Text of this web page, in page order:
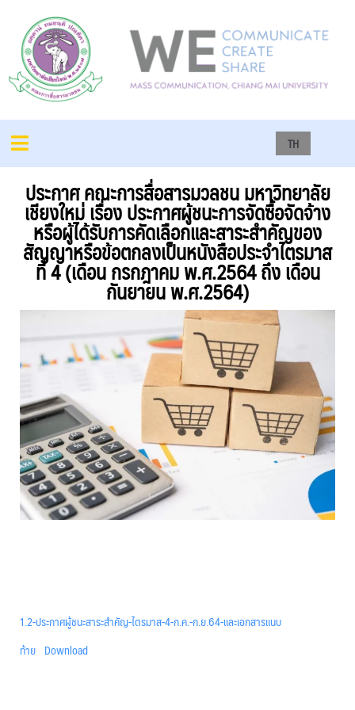
TH
ประกาศ คณะการสื่อสารมวลชน มหาวิทยาลัย
เชียงใหม่ เรื่อง ประกาศผู้ชนะการจัดซื้อจัดจ้าง
หรือผู้ได้รับการคัดเลือกและสาระสำคัญของ
สัญญาหรือข้อตกลงเป็นหนังสือประจำไตรมาส
ที่ 4 (เดือน กรกฎาคม พ.ศ.2564 ถึง เดือน
กันยายน พ.ศ.2564)
1.2-ประกาศผู้ชนะสาระสำคัญ-ไตรมาส-4-ก.ค.-ก.ย.64-และเอกสารแนบ
ท้าย Download